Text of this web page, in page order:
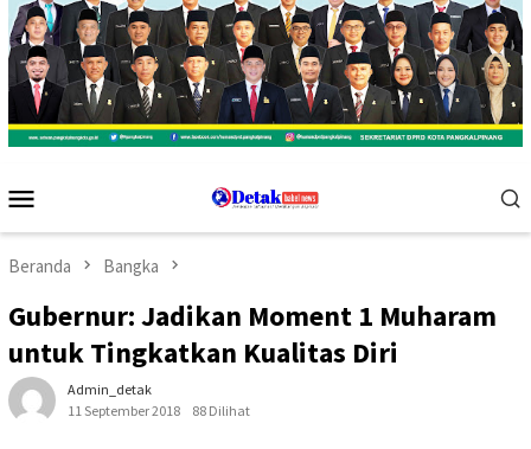
Mobile
Beranda Bangka
Gubernur: Jadikan Moment 1 Muharam
untuk Tingkatkan Kualitas Diri
Admin_detak
11 September 2018
88 Dilihat